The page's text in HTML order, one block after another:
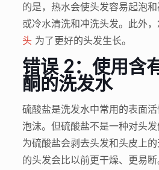
的是，热水会使头发容易起泡
或冷水清洗和冲洗头发。此外
头为了更好的头发生长。
错误 2：使用含
酮的洗发水
硫酸盐是洗发水中常用的表面
泡沫。但硫酸盐不是一种对头
为硫酸盐会剥去头发和头皮上
的头发会比以前更干燥、更易